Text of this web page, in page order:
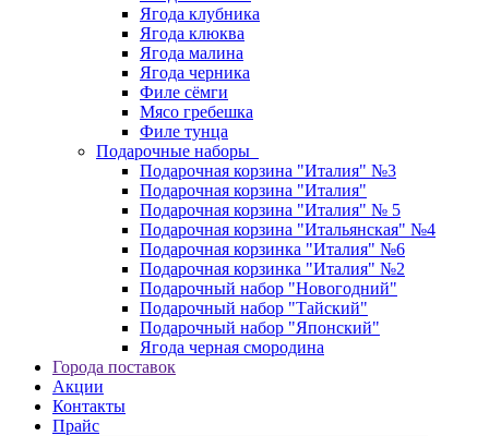
Ягода клубника
Ягода клюква
Ягода малина
Ягода черника
Филе сёмги
Мясо гребешка
Филе тунца
Подарочные наборы
Подарочная корзина "Италия" №3
Подарочная корзина "Италия"
Подарочная корзина "Италия" № 5
Подарочная корзина "Итальянская" №4
Подарочная корзинка "Италия" №6
Подарочная корзинка "Италия" №2
Подарочный набор "Новогодний"
Подарочный набор "Тайский"
Подарочный набор "Японский"
Ягода черная смородина
Города поставок
Акции
Контакты
Прайс